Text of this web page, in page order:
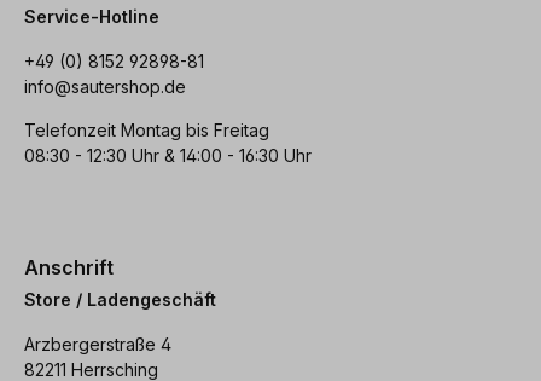
Service-Hotline
+49 (0) 8152 92898-81
info@sautershop.de
Telefonzeit Montag bis Freitag
08:30 - 12:30 Uhr & 14:00 - 16:30 Uhr
Anschrift
Store / Ladengeschäft
Arzbergerstraße 4
82211 Herrsching